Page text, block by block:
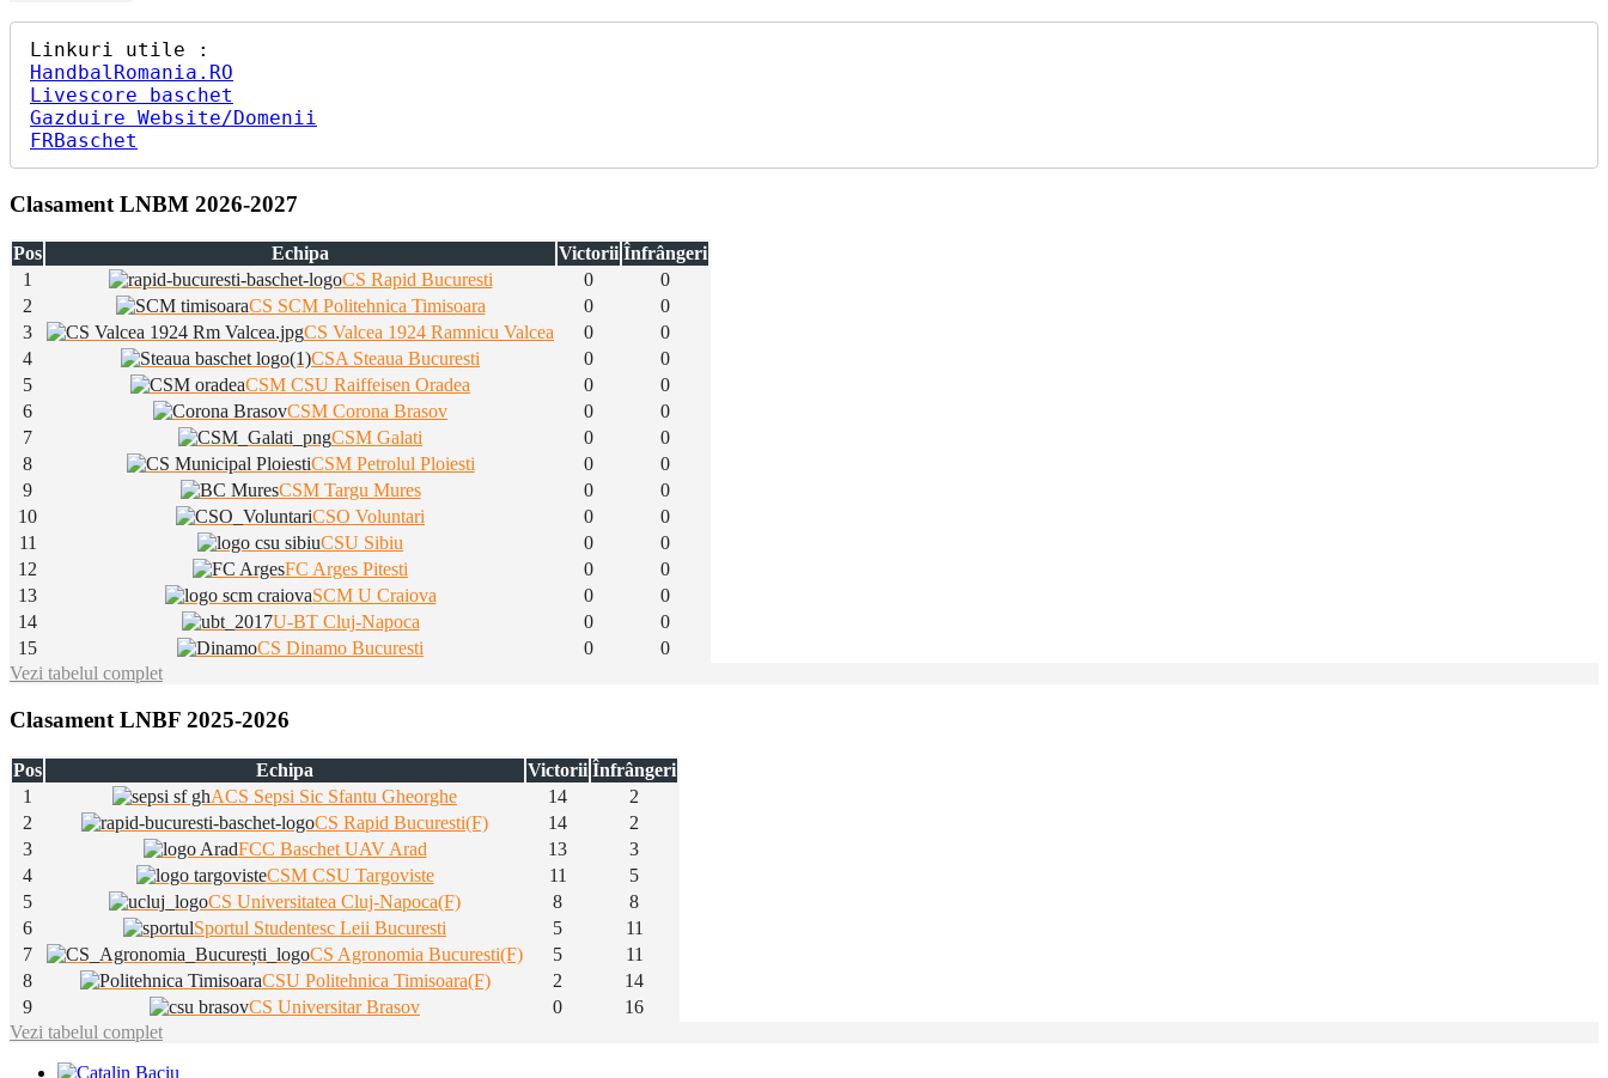
HandbalRomania.RO
Livescore baschet
Gazduire Website/Domenii
FRBaschet
Clasament LNBM 2026-2027
Pos Echipa Victorii Înfrângeri
1
CS Rapid Bucuresti 0
0
2
CS SCM Politehnica Timisoara 0
0
3
CS Valcea 1924 Ramnicu Valcea 0
0
4
CSA Steaua Bucuresti 0
0
5
CSM CSU Raiffeisen Oradea 0
0
6
CSM Corona Brasov 0
0
7
CSM Galati 0
0
8
CSM Petrolul Ploiesti 0
0
9
CSM Targu Mures 0
0
10
CSO Voluntari 0
0
11
CSU Sibiu 0
0
12
FC Arges Pitesti 0
0
13
SCM U Craiova 0
0
14
U-BT Cluj-Napoca 0
0
15
CS Dinamo Bucuresti 0
0
Vezi tabelul complet
Clasament LNBF 2025-2026
Pos Echipa Victorii Înfrângeri
1
ACS Sepsi Sic Sfantu Gheorghe 14
2
2
CS Rapid Bucuresti(F) 14
2
3
FCC Baschet UAV Arad 13
3
4
CSM CSU Targoviste 11
5
5
CS Universitatea Cluj-Napoca(F) 8
8
6
Sportul Studentesc Leii Bucuresti 5
11
7
CS Agronomia Bucuresti(F) 5
11
8
CSU Politehnica Timisoara(F) 2
14
9
CS Universitar Brasov 0
16
Vezi tabelul complet